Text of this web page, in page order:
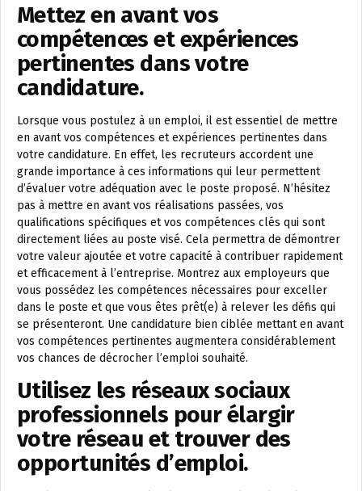
Mettez en avant vos
compétences et expériences
pertinentes dans votre
candidature.
Lorsque vous postulez à un emploi, il est essentiel de mettre
en avant vos compétences et expériences pertinentes dans
votre candidature. En effet, les recruteurs accordent une
grande importance à ces informations qui leur permettent
d’évaluer votre adéquation avec le poste proposé. N’hésitez
pas à mettre en avant vos réalisations passées, vos
qualifications spécifiques et vos compétences clés qui sont
directement liées au poste visé. Cela permettra de démontrer
votre valeur ajoutée et votre capacité à contribuer rapidement
et efficacement à l’entreprise. Montrez aux employeurs que
vous possédez les compétences nécessaires pour exceller
dans le poste et que vous êtes prêt(e) à relever les défis qui
se présenteront. Une candidature bien ciblée mettant en avant
vos compétences pertinentes augmentera considérablement
vos chances de décrocher l’emploi souhaité.
Utilisez les réseaux sociaux
professionnels pour élargir
votre réseau et trouver des
opportunités d’emploi.